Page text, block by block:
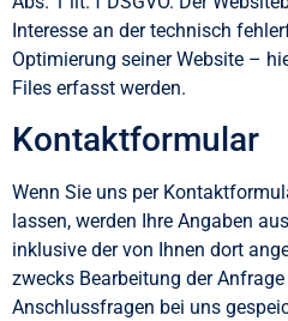
Interesse an der technisch
Optimierung seiner Website –
Files erfasst werden.
Kontaktformular
Wenn Sie uns per
lassen, werden Ihre Angaben
inklusive der von Ihnen dort
zwecks Bearbeitung der
Anschlussfragen bei uns